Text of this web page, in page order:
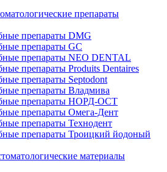
препараты
препараты DMG
препараты GC
препараты NEO DENTAL
препараты Produits Dentaires
препараты Septodont
препараты Владмива
препараты НОРД-ОСТ
препараты Омега-Дент
препараты Технодент
препараты Троицкий йодоный
материалы